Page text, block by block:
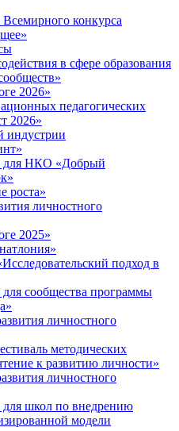
конкурса
в сфере образования
2026»
педагогических
2026»
индустрии
для НКО «Добрый
роста»
личностного
2025»
подход в
сообщества программы
личностного
методических
к развитию личности»
личностного
для школ по внедрению
модели